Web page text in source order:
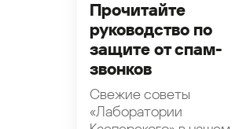
Прочитайте
руководство по
защите от спам-
звонков
Свежие советы
«Лаборатории